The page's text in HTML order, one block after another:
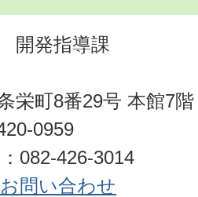
開発指導課
栄町8番29号 本館7階
0959
082-426-3014
問い合わせ